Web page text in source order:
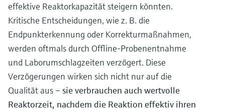
effektive Reaktorkapazität steigern könnten.
Kritische Entscheidungen, wie z. B. die
Endpunkterkennung oder Korrekturmaßnahmen,
werden oftmals durch Offline-Probenentnahme
und Laborumschlagzeiten verzögert. Diese
Verzögerungen wirken sich nicht nur auf die
Qualität aus – sie verbrauchen auch wertvolle
Reaktorzeit, nachdem die Reaktion effektiv ihren